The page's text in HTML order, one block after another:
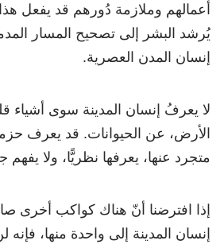
أعمالهم وملازمة دُورهم قد يفعل
يُرشد البشر إلى تصحيح المسار
إنسان المدن العصرية.
لا يعرفُ إنسان المدينة سوى أشياء
الأرض، عن الحيوانات. قد يعرف
متجرد عنها، يعرفها نظريًّا، ولا يفهم
إذا افترضنا أنّ هناك كواكب أخرى
إنسان المدينة إلى واحدة منها،